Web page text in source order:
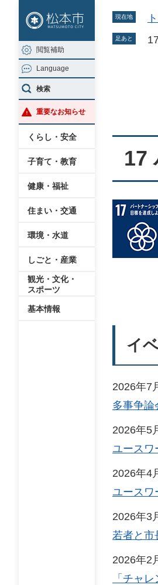
ジ
の
先
頭
で
す
ュ
ー
を
飛
ば
し
閲覧補助
Language
検索
重要なお知らせ
くらし・安全
子育て・教育
健康・福祉
住まい・交通
環境・水道
しごと・産業
観光・文化・
スポーツ
基本情報
現在地
足あと
17
イ
2026年7
多事争論
2026年5
ユースワ
2026年4
ユースワ
2026年3
若者と市
2026年2
「チャ